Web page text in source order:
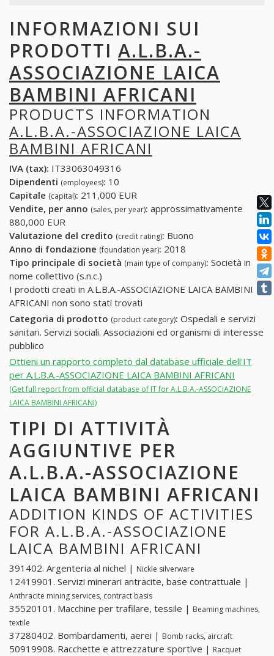
INFORMAZIONI SUI
PRODOTTI A.L.B.A.-
ASSOCIAZIONE LAICA
BAMBINI AFRICANI
PRODUCTS INFORMATION
A.L.B.A.-ASSOCIAZIONE LAICA
BAMBINI AFRICANI
IVA (tax): IT33063049316
Dipendenti (employees): 10
Capitale (capital): 211,000 EUR
Vendite, per anno (sales, per year): approssimativamente
880,000 EUR
Valutazione del credito (credit rating): Buono
Anno di fondazione (foundation year): 2018
Tipo principale di società (main type of company): Società in
nome collettivo (s.n.c.)
I prodotti creati in A.L.B.A.-ASSOCIAZIONE LAICA BAMBINI
AFRICANI non sono stati trovati
Categoria di prodotto (product category): Ospedali e servizi
sanitari. Servizi sociali. Associazioni ed organismi di interesse
pubblico
Ottieni un rapporto completo dal database ufficiale dell'IT
per A.L.B.A.-ASSOCIAZIONE LAICA BAMBINI AFRICANI
(Get full report from official database of IT for A.L.B.A.-ASSOCIAZIONE
LAICA BAMBINI AFRICANI)
TIPI DI ATTIVITÀ
AGGIUNTIVE PER
A.L.B.A.-ASSOCIAZIONE
LAICA BAMBINI AFRICANI
ADDITION KINDS OF ACTIVITIES
FOR A.L.B.A.-ASSOCIAZIONE
LAICA BAMBINI AFRICANI
391402. Argenteria al nichel | Nickle silverware
12419901. Servizi minerari antracite, base contrattuale |
Anthracite mining services, contract basis
35520101. Macchine per trafilare, tessile | Beaming machines,
textile
37280402. Bombardamenti, aerei | Bomb racks, aircraft
50919908. Racchette e attrezzature sportive | Racquet